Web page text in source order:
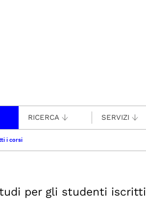
RICERCA SERVIZI
i corsi
per gli studenti iscritti